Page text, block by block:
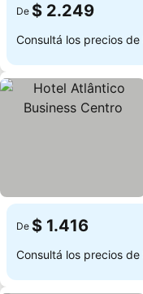
De $ 2.249
Consultá los precios de
De $ 1.416
Consultá los precios de